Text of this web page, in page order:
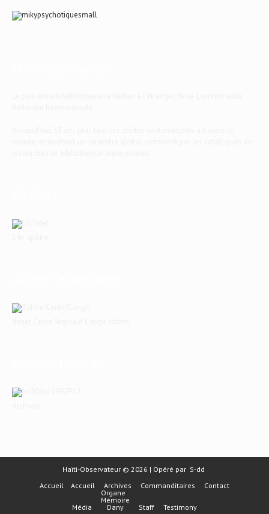
Haïti-Observateur © 2026 | Opéré par S-dd
Accueil
Accueil Archives Commanditaires
Contact
Organe
Média
Mémoire
Dany
Staff Testimony